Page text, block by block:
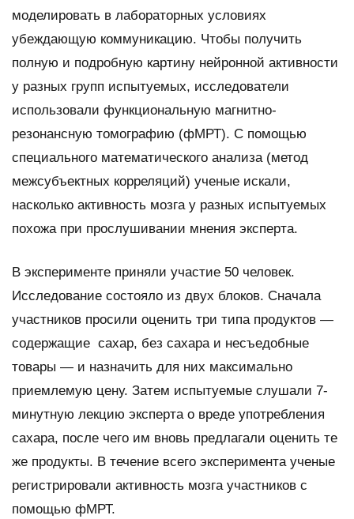
моделировать в лабораторных условиях
убеждающую коммуникацию. Чтобы получить
полную и подробную картину нейронной активности
у разных групп испытуемых, исследователи
использовали функциональную магнитно-
резонансную томографию (фМРТ). С помощью
специального математического анализа (метод
межсубъектных корреляций) ученые искали,
насколько активность мозга у разных испытуемых
похожа при прослушивании мнения эксперта.
В эксперименте приняли участие 50 человек.
Исследование состояло из двух блоков. Сначала
участников просили оценить три типа продуктов —
содержащие сахар, без сахара и несъедобные
товары — и назначить для них максимально
приемлемую цену. Затем испытуемые слушали 7-
минутную лекцию эксперта о вреде употребления
сахара, после чего им вновь предлагали оценить те
же продукты. В течение всего эксперимента ученые
регистрировали активность мозга участников с
помощью фМРТ.